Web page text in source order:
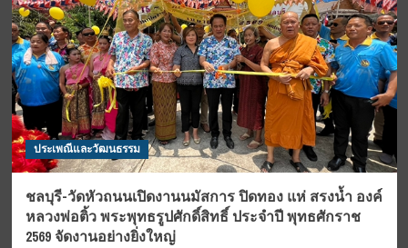
ประเพณีและวัฒนธรรม
ชลบุรี-วัดหัวถนนเปิดงานนมัสการ ปิดทอง แห่ สรงน้ำ องค์
หลวงพ่อติ้ว พระพุทธรูปศักดิ์สิทธิ์ ประจำปี พุทธศักราช
2569 จัดงานอย่างยิ่งใหญ่